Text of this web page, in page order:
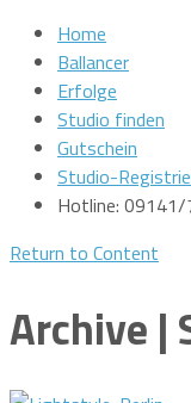
Home
Ballancer
Erfolge
Studio finden
Gutschein
Studio-
Hotline:
Return to Content
Archive |